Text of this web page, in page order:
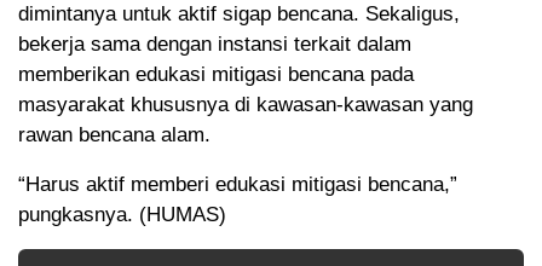
dimintanya untuk aktif sigap bencana. Sekaligus,
bekerja sama dengan instansi terkait dalam
memberikan edukasi mitigasi bencana pada
masyarakat khususnya di kawasan-kawasan yang
rawan bencana alam.
“Harus aktif memberi edukasi mitigasi bencana,”
pungkasnya. (HUMAS)